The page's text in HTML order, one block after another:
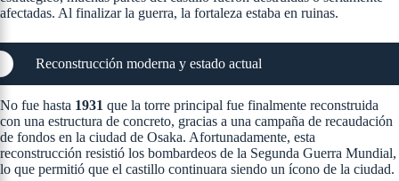
afectadas. Al finalizar la guerra, la fortaleza estaba en ruinas​.
Reconstrucción moderna y estado actual
No fue hasta 1931 que la torre principal fue finalmente reconstruida
con una estructura de concreto, gracias a una campaña de recaudación
de fondos en la ciudad de Osaka. Afortunadamente, esta
reconstrucción resistió los bombardeos de la Segunda Guerra Mundial,
lo que permitió que el castillo continuara siendo un ícono de la ciudad.